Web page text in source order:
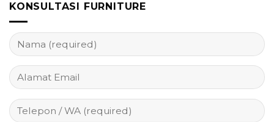
KONSULTASI FURNITURE